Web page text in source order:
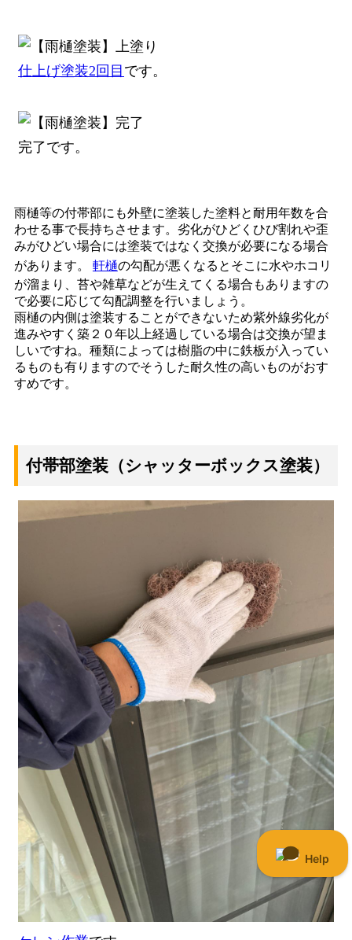
仕上げ塗装2回目 です。
完了です。
雨樋等の付帯部にも外壁に塗装した塗料と耐用年数を合
わせる事で長持ちさせます。劣化がひどくひび割れや歪
みがひどい場合には塗装ではなく交換が必要になる場合
があります。 軒樋の勾配が悪くなるとそこに水やホコリ
が溜まり、苔や雑草などが生えてくる場合もありますの
で必要に応じて勾配調整を行いましょう。
雨樋の内側は塗装することができないため紫外線劣化が
進みやすく築２０年以上経過している場合は交換が望ま
しいですね。種類によっては樹脂の中に鉄板が入ってい
るものも有りますのでそうした耐久性の高いものがおす
すめです。
付帯部塗装（シャッターボックス塗装）